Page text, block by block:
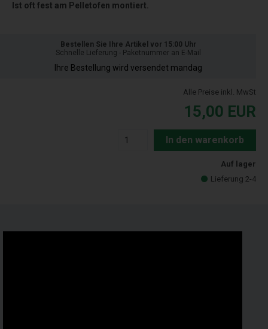
Ist oft fest am Pelletofen montiert.
Bestellen Sie Ihre Artikel vor 15:00 Uhr
Schnelle Lieferung - Paketnummer an E-Mail
Ihre Bestellung wird versendet mandag
Alle Preise inkl. MwSt
15,00 EUR
In den warenkorb
Auf lager
Lieferung 2-4